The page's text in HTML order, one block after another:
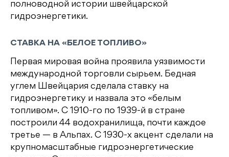
полноводной истории швейцарской
гидроэнергетики.
СТАВКА НА «БЕЛОЕ ТОПЛИВО»
Первая мировая война проявила уязвимости
международной торговли сырьем. Бедная
углем Швейцария сделала ставку на
гидроэнергетику и назвала это «белым
топливом». С 1910-го по 1939-й в стране
построили 44 водохранилища, почти каждое
третье — в Альпах. С 1930-х акцент сделали на
крупномасштабные гидроэнергетические